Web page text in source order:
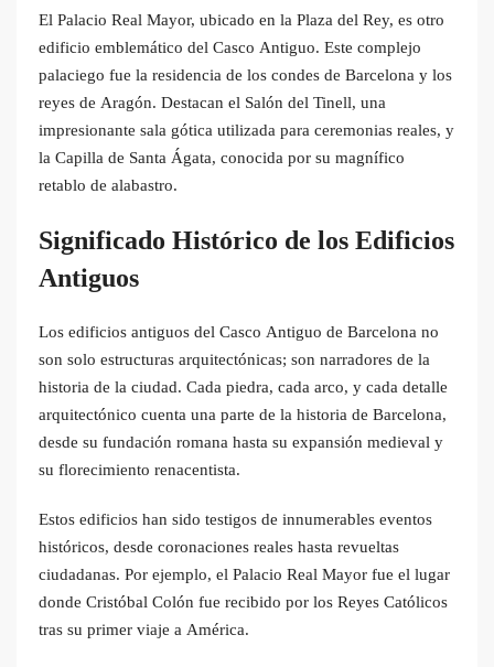
El Palacio Real Mayor, ubicado en la Plaza del Rey, es otro
edificio emblemático del Casco Antiguo. Este complejo
palaciego fue la residencia de los condes de Barcelona y los
reyes de Aragón. Destacan el Salón del Tinell, una
impresionante sala gótica utilizada para ceremonias reales, y
la Capilla de Santa Ágata, conocida por su magnífico
retablo de alabastro.
Significado Histórico de los Edificios
Antiguos
Los edificios antiguos del Casco Antiguo de Barcelona no
son solo estructuras arquitectónicas; son narradores de la
historia de la ciudad. Cada piedra, cada arco, y cada detalle
arquitectónico cuenta una parte de la historia de Barcelona,
desde su fundación romana hasta su expansión medieval y
su florecimiento renacentista.
Estos edificios han sido testigos de innumerables eventos
históricos, desde coronaciones reales hasta revueltas
ciudadanas. Por ejemplo, el Palacio Real Mayor fue el lugar
donde Cristóbal Colón fue recibido por los Reyes Católicos
tras su primer viaje a América.